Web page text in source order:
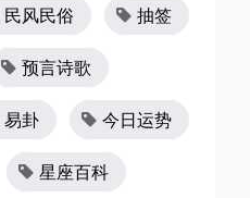
民风民俗 抽签
预言诗歌
易卦 今日运势
星座百科